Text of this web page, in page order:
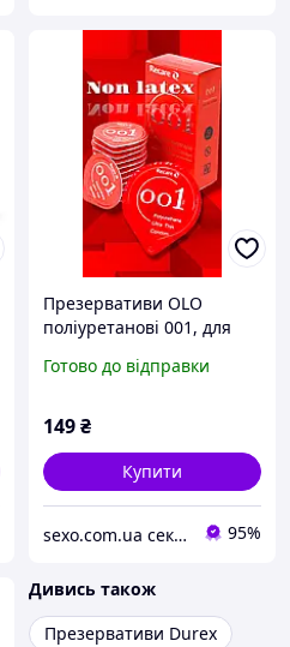
Презервативи OLO
поліуретанові 001, для
комфорту
Готово до відправки
149₴
Купити
sexo.com.ua секс-шоп інтернет-магазин 95%
Дивись також
Презервативи Durex